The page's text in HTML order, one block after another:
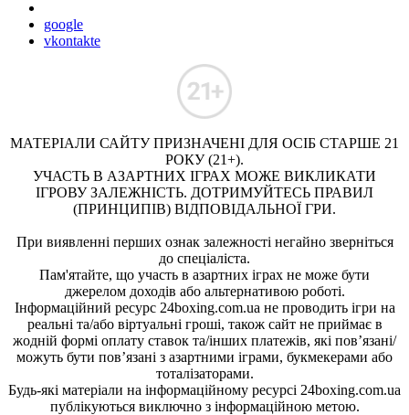
google
vkontakte
МАТЕРІАЛИ САЙТУ ПРИЗНАЧЕНІ ДЛЯ ОСІБ СТАРШЕ 21
РОКУ (21+).
УЧАСТЬ В АЗАРТНИХ ІГРАХ МОЖЕ ВИКЛИКАТИ
ІГРОВУ ЗАЛЕЖНІСТЬ. ДОТРИМУЙТЕСЬ ПРАВИЛ
(ПРИНЦИПІВ) ВІДПОВІДАЛЬНОЇ ГРИ.
При виявленні перших ознак залежності негайно зверніться
до спеціаліста.
Пам'ятайте, що участь в азартних іграх не може бути
джерелом доходів або альтернативою роботі.
Інформаційний ресурс 24boxing.com.ua не проводить ігри на
реальні та/або віртуальні гроші, також сайт не приймає в
жодній формі оплату ставок та/інших платежів, які пов’язані/
можуть бути пов’язані з азартними іграми, букмекерами або
тоталізаторами.
Будь-які матеріали на інформаційному ресурсі 24boxing.com.ua
публікуються виключно з інформаційною метою.